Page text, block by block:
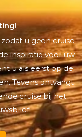
u geen cruise
inspiratie voor uw
u als eerst op de
Tevens ontvangt
cruise bij het